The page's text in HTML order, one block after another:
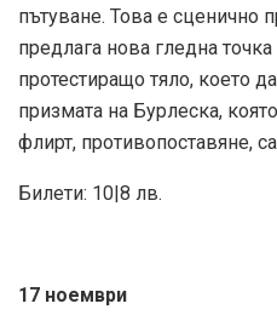
пътуване. Това е сценично
предлага нова гледна
протестиращо тяло, което
призмата на Бурлеска,
флирт, противопоставяне,
Билети: 10|8 лв.
17 ноември